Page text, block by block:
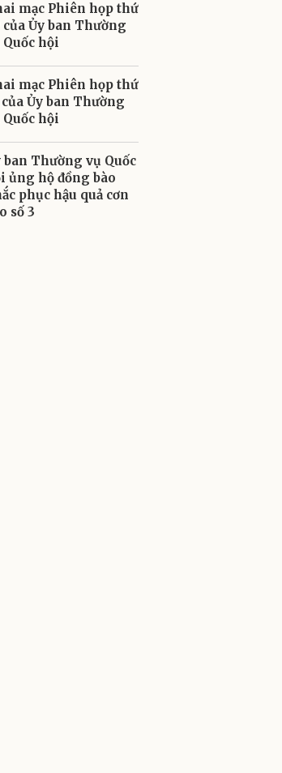
mạc Phiên họp thứ
của Ủy ban Thường
Quốc hội
mạc Phiên họp thứ
của Ủy ban Thường
Quốc hội
ban Thường vụ Quốc
ủng hộ đồng bào
phục hậu quả cơn
số 3